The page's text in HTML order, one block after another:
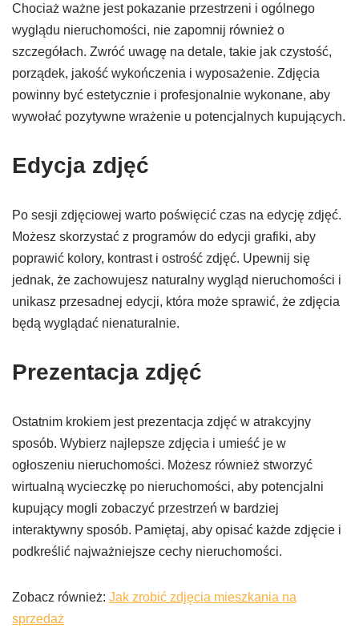
Chociaż ważne jest pokazanie przestrzeni i ogólnego
wyglądu nieruchomości, nie zapomnij również o
szczegółach. Zwróć uwagę na detale, takie jak czystość,
porządek, jakość wykończenia i wyposażenie. Zdjęcia
powinny być estetycznie i profesjonalnie wykonane, aby
wywołać pozytywne wrażenie u potencjalnych kupujących.
Edycja zdjęć
Po sesji zdjęciowej warto poświęcić czas na edycję zdjęć.
Możesz skorzystać z programów do edycji grafiki, aby
poprawić kolory, kontrast i ostrość zdjęć. Upewnij się
jednak, że zachowujesz naturalny wygląd nieruchomości i
unikasz przesadnej edycji, która może sprawić, że zdjęcia
będą wyglądać nienaturalnie.
Prezentacja zdjęć
Ostatnim krokiem jest prezentacja zdjęć w atrakcyjny
sposób. Wybierz najlepsze zdjęcia i umieść je w
ogłoszeniu nieruchomości. Możesz również stworzyć
wirtualną wycieczkę po nieruchomości, aby potencjalni
kupujący mogli zobaczyć przestrzeń w bardziej
interaktywny sposób. Pamiętaj, aby opisać każde zdjęcie i
podkreślić najważniejsze cechy nieruchomości.
Zobacz również: Jak zrobić zdjęcia mieszkania na
sprzedaż